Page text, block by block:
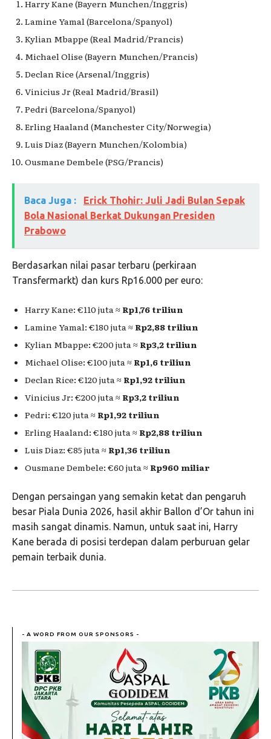
Harry Kane (Bayern Munchen/Inggris)
Lamine Yamal (Barcelona/Spanyol)
Kylian Mbappe (Real Madrid/Prancis)
Michael Olise (Bayern Munchen/Prancis)
Declan Rice (Arsenal/Inggris)
Vinicius Jr (Real Madrid/Brasil)
Pedri (Barcelona/Spanyol)
Erling Haaland (Manchester City/Norwegia)
Luis Diaz (Bayern Munchen/Kolombia)
Ousmane Dembele (PSG/Prancis)
Baca Juga :
Erick Thohir: Juli Jadi Bulan Sepak
Bola Nasional Berkat Dukungan Presiden
Prabowo
Berdasarkan nilai pasar terbaru (perkiraan
Transfermarkt) dan kurs Rp16.000 per euro:
Harry Kane: €110 juta ≈ Rp1,76 triliun
Lamine Yamal: €180 juta ≈ Rp2,88 triliun
Kylian Mbappe: €200 juta ≈ Rp3,2 triliun
Michael Olise: €100 juta ≈ Rp1,6 triliun
Declan Rice: €120 juta ≈ Rp1,92 triliun
Vinicius Jr: €200 juta ≈ Rp3,2 triliun
Pedri: €120 juta ≈ Rp1,92 triliun
Erling Haaland: €180 juta ≈ Rp2,88 triliun
Luis Diaz: €85 juta ≈ Rp1,36 triliun
Ousmane Dembele: €60 juta ≈ Rp960 miliar
Dengan persaingan yang semakin ketat dan pengaruh
besar Piala Dunia 2026, hasil akhir Ballon d’Or tahun ini
masih sangat dinamis. Namun, untuk saat ini, Harry
Kane berada di posisi terdepan dalam perburuan gelar
pemain terbaik dunia.
- A WORD FROM OUR SPONSORS -